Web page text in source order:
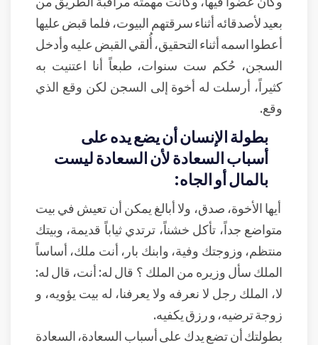
بعيد لأصدقائه أثناء سرقتهم البيوت، فلما قبض عليها
أعطوا اسمه أثناء التحقيق، أُلقي القبض عليه وأدخل
السجن، حُكم ست سنوات، طبعاً أنا اعتنيت به
كثيراً، أرسلت له أخوة إلى السجن لكن وقع الذي
وقع.
بطولة الإنسان أن يضع يده على
أسباب السعادة لأن السعادة ليست
بالمال أو الجاه:
أيها الأخوة، صدق، ولا أبالغ يمكن أن تعيش في بيت
متواضع جداً، تأكل خشناً، ترتدي ثياباً قديمة، وبيتك
منتظم، وزوجتك وفية، وابنك بار، أنت ملك، أساساً
الملك سأل وزيره من الملك ؟ قال له: أنت، قال له:
لا، الملك رجل لا نعرفه ولا يعرفنا، له بيت يؤويه، و
زوجة ترضيه، و رزق يكفيه.
بطولتك أن تضع يدك على أسباب السعادة، السعادة